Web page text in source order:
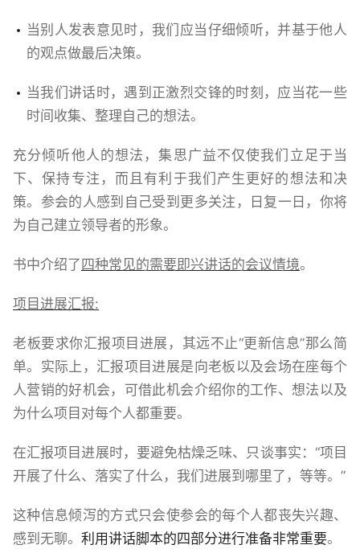
当别人发表意见时，我们应当仔细倾听，并基于他人
的观点做最后决策。
当我们讲话时，遇到正激烈交锋的时刻，应当花一些
时间收集、整理自己的想法。
充分倾听他人的想法，集思广益不仅使我们立足于当
下、保持专注，而且有利于我们产生更好的想法和决
策。参会的人感到自己受到更多关注，日复一日，你将
为自己建立领导者的形象。
书中介绍了 四种常见的需要即兴讲话的会议情境。
项目进展汇报:
老板要求你汇报项目进展，其远不止“更新信息”那么简
单。实际上，汇报项目进展是向老板以及会场在座每个
人营销的好机会，可借此机会介绍你的工作、想法以及
为什么项目对每个人都重要。
在汇报项目进展时，要避免枯燥乏味、只谈事实：“项目
开展了什么、落实了什么，我们进展到哪里了，等等。”
这种信息倾泻的方式只会使参会的每个人都丧失兴趣、
感到无聊。 利用讲话脚本的四部分进行准备非常重要。